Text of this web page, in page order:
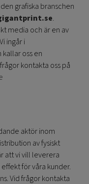
grafiska branschen
.
media och är en av
ingår i
oss en
kontakta oss på
aktör inom
av fysiskt
att vi vill leverera
för våra kunder.
Vid frågor kontakta